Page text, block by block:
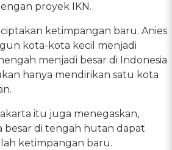
proyek IKN.
ketimpangan baru. Anies
kota-kota kecil menjadi
menjadi besar di Indonesia
hanya mendirikan satu kota
itu juga menegaskan,
di tengah hutan dapat
ketimpangan baru.